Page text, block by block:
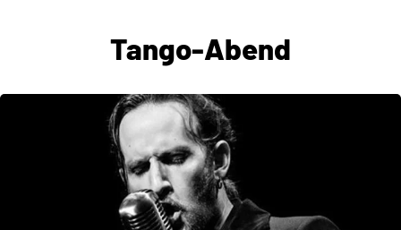
Tango-Abend